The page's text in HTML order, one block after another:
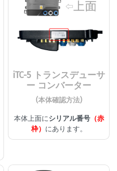
iTC-5 トランスデューサ
ー コンバーター
(本体確認方法)
本体上面にシリアル番号（赤
枠） にあります。